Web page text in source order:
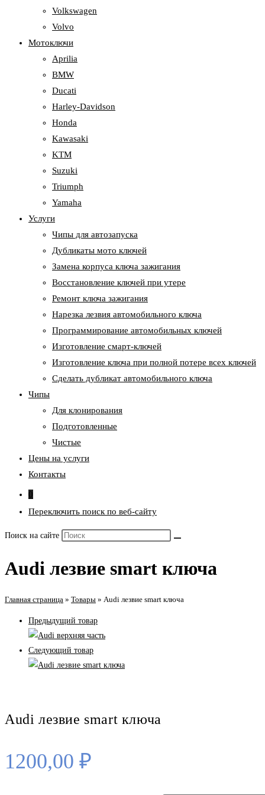
Volkswagen
Volvo
Мотоключи
Aprilia
BMW
Ducati
Harley-Davidson
Honda
Kawasaki
KTM
Suzuki
Triumph
Yamaha
Услуги
Чипы для автозапуска
Дубликаты мото ключей
Замена корпуса ключа зажигания
Восстановление ключей при утере
Ремонт ключа зажигания
Нарезка лезвия автомобильного ключа
Программирование автомобильных ключей
Изготовление смарт-ключей
Изготовление ключа при полной потере всех ключей
Cделать дубликат автомобильного ключа
Чипы
Для клонирования
Подготовленные
Чистые
Цены на услуги
Контакты
0
Переключить поиск по веб-сайту
Поиск на сайте
Audi лезвие smart ключа
Главная страница » Товары » Audi лезвие smart ключа
Предыдущий товар
Следующий товар
Audi лезвие smart ключа
1200,00 ₽